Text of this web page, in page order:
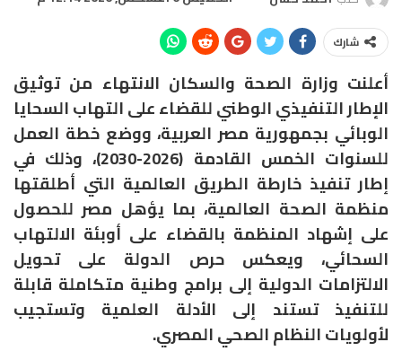
شارك
أعلنت وزارة الصحة والسكان الانتهاء من توثيق
الإطار التنفيذي الوطني للقضاء على التهاب السحايا
الوبائي بجمهورية مصر العربية، ووضع خطة العمل
للسنوات الخمس القادمة (2026-2030)، وذلك في
إطار تنفيذ خارطة الطريق العالمية التي أطلقتها
منظمة الصحة العالمية، بما يؤهل مصر للحصول
على إشهاد المنظمة بالقضاء على أوبئة الالتهاب
السحائي، ويعكس حرص الدولة على تحويل
الالتزامات الدولية إلى برامج وطنية متكاملة قابلة
للتنفيذ تستند إلى الأدلة العلمية وتستجيب
لأولويات النظام الصحي المصري.